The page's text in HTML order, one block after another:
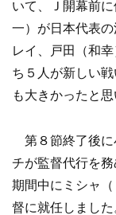
いて、Ｊ開幕前
一）が日本代表
レイ、戸田（和
ち５人が新しい
も大きかったと思
第８節終了後に
チが監督代行を
期間中にミシャ
督に就任しまし